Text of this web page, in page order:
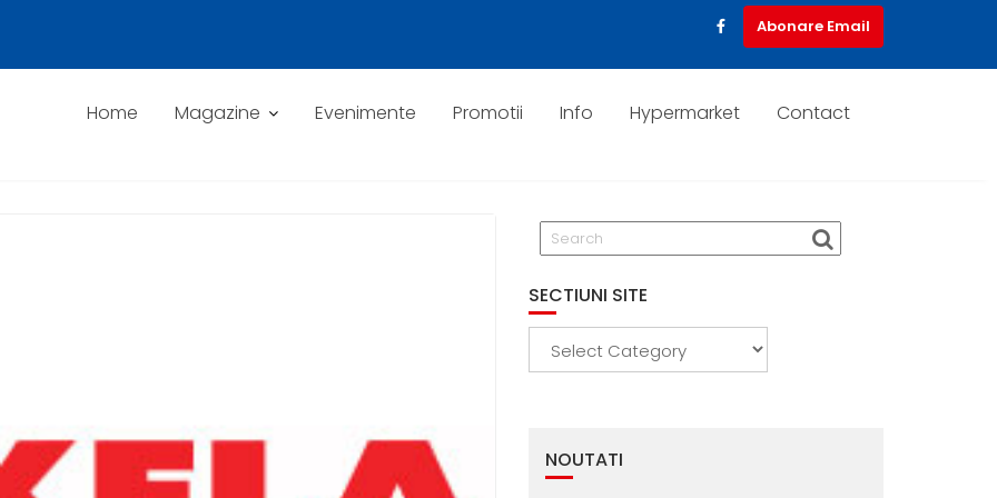
Abonare Email
Home Magazine Evenimente Promotii Info Hypermarket Contact
SECTIUNI SITE
NOUTATI